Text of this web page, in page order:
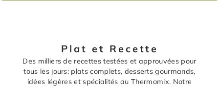
Plat et Recette
Des milliers de recettes testées et approuvées pour
tous les jours: plats complets, desserts gourmands,
idées légères et spécialités au Thermomix. Notre